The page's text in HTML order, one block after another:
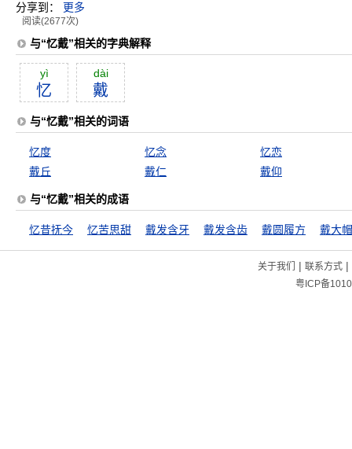
分享到： 更多
阅读(2677次)
与“忆戴”相关的字典解释
yì
忆
dài
戴
与“忆戴”相关的词语
忆度 忆念
忆恋
戴丘
戴仁 戴仰
与“忆戴”相关的成语
忆昔抚今 忆苦思甜 戴发含牙 戴发含齿 戴圆履方 戴大
关于我们 | 联系方式|
粤ICP备